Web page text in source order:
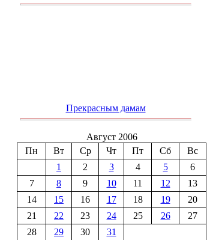
Прекрасным дамам
Август 2006
Пн
Вт Ср Чт Пт Сб
Вс
1
2 3 4 5
6
7
8 9 10 11 12
13
14
15 16 17 18 19
20
21
22 23 24 25 26
27
28
29 30
31